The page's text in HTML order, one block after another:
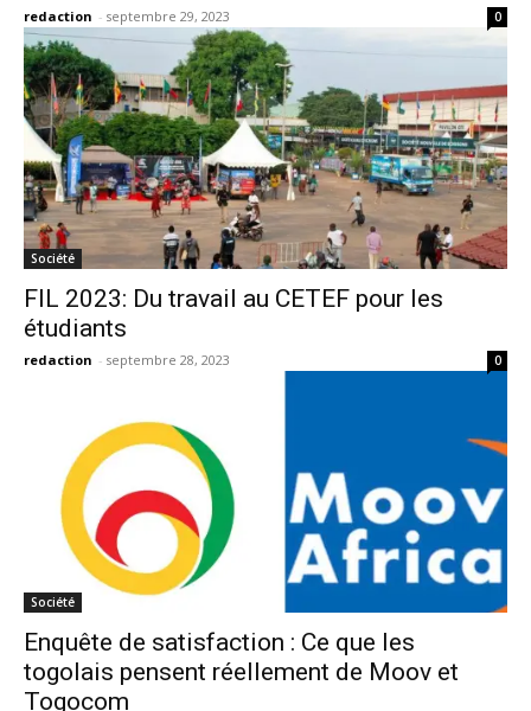
redaction - septembre 29, 2023 0
Société
FIL 2023: Du travail au CETEF pour les
étudiants
redaction - septembre 28, 2023 0
Société
Enquête de satisfaction : Ce que les
togolais pensent réellement de Moov et
Togocom